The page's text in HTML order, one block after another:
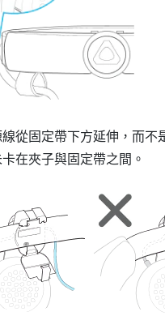
從固定帶下方延伸，而不
在夾子與固定帶之間。